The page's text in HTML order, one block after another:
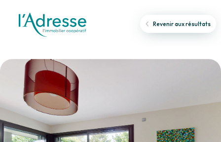
Revenir aux résultats